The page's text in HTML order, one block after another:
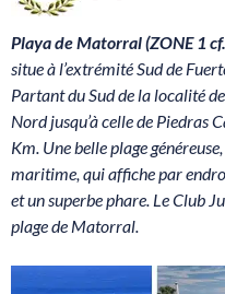
Playa de Matorral (ZONE 1
situe à l’extrémité Sud de
Partant du Sud de la localité
Nord jusqu’à celle de Piedras
Km. Une belle plage
maritime, qui affiche par
et un superbe phare. Le Club
plage de Matorral.